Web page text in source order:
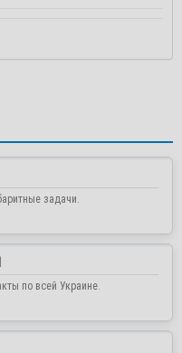
задачи.
по всей Украине.